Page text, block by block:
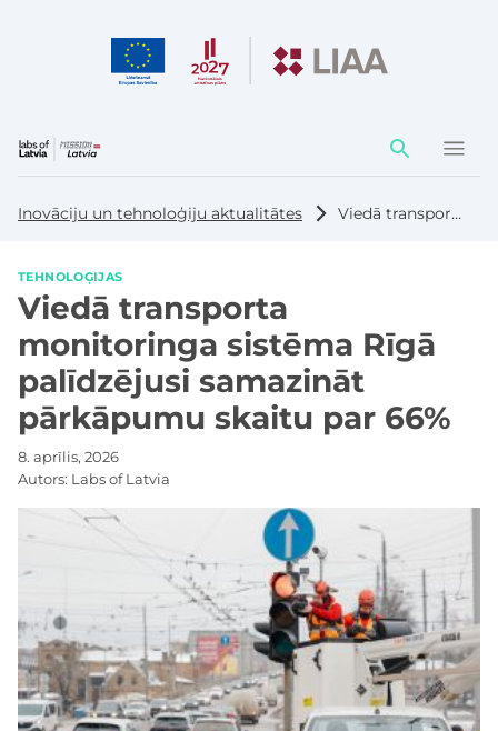
Darbības
elementi
Inovāciju un tehnoloģiju aktualitātes Viedā transporta monitoringa sistēma Rīgā palīdzējusi samazināt pārkāpumu skaitu par 66%
TEHNOLOĢIJAS
Viedā transporta
monitoringa sistēma Rīgā
palīdzējusi samazināt
pārkāpumu skaitu par 66%
8. aprīlis, 2026
Autors: Labs of Latvia